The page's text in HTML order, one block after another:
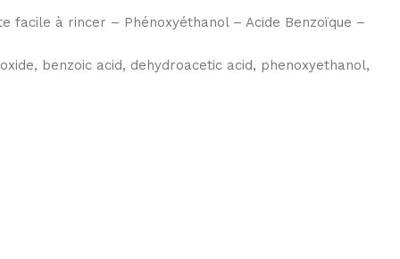
facile à rincer – Phénoxyéthanol – Acide Benzoïque –
benzoic acid, dehydroacetic acid, phenoxyethanol,